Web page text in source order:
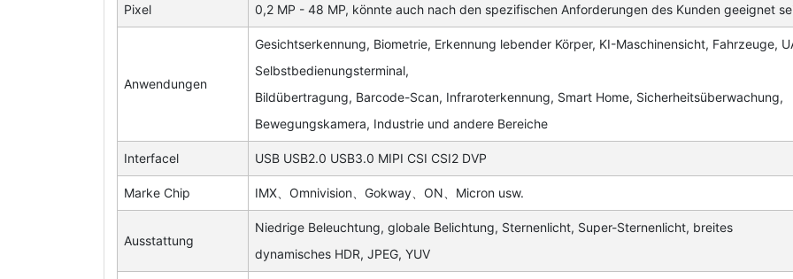
Pixel 0,2 MP - 48 MP, könnte auch nach den spezifischen Anforderungen des Kunden geeignet
Anwendungen
Gesichtserkennung, Biometrie, Erkennung lebender Körper, KI-Maschinensicht, Fahrzeuge,
Selbstbedienungsterminal,
Bildübertragung, Barcode-Scan, Infraroterkennung, Smart Home, Sicherheitsüberwachung,
Bewegungskamera, Industrie und andere Bereiche
Interfacel USB USB2.0 USB3.0 MIPI CSI CSI2 DVP
Marke Chip IMX、Omnivision、Gokway、ON、Micron usw.
Ausstattung
Niedrige Beleuchtung, globale Belichtung, Sternenlicht, Super-Sternenlicht, breites
dynamisches HDR, JPEG, YUV